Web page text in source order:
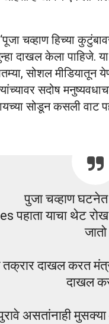
चव्हाण हिच्या
दाखल केला पाहिजे.
सोशल
सदोष
सोडून कसली वाट
पुजा चव्हाण
पहाता याचा थेट
जातो
तक्रार दाखल करत
दाखल
असतांनाही